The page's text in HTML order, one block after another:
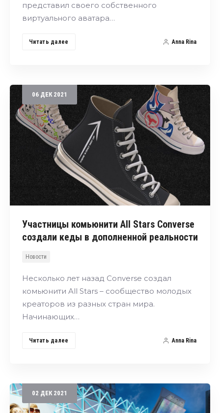
представил своего собственного
виртуального аватара…
Читать далее Anna Rina
06 ДЕК 2021
Участницы комьюнити All Stars Converse
создали кеды в дополненной реальности
Новости
Несколько лет назад Converse создал
комьюнити All Stars – сообщество молодых
креаторов из разных стран мира.
Начинающих…
Читать далее Anna Rina
02 ДЕК 2021